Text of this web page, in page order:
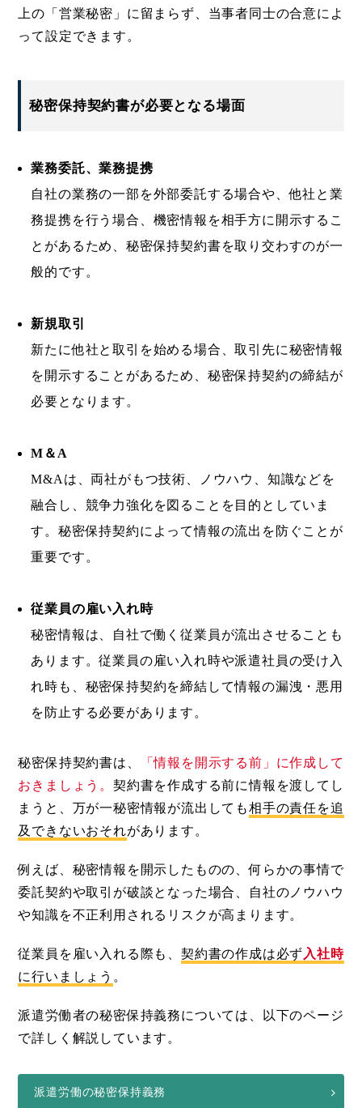
上の「営業秘密」に留まらず、当事者同士の合意によ
って設定できます。
秘密保持契約書が必要となる場面
業務委託、業務提携
自社の業務の一部を外部委託する場合や、他社と業
務提携を行う場合、機密情報を相手方に開示するこ
とがあるため、秘密保持契約書を取り交わすのが一
般的です。
新規取引
新たに他社と取引を始める場合、取引先に秘密情報
を開示することがあるため、秘密保持契約の締結が
必要となります。
M＆A
M&Aは、両社がもつ技術、ノウハウ、知識などを
融合し、競争力強化を図ることを目的としていま
す。秘密保持契約によって情報の流出を防ぐことが
重要です。
従業員の雇い入れ時
秘密情報は、自社で働く従業員が流出させることも
あります。従業員の雇い入れ時や派遣社員の受け入
れ時も、秘密保持契約を締結して情報の漏洩・悪用
を防止する必要があります。
秘密保持契約書は、
「情報を開示する前」に作成して
おきましょう。 契約書を作成する前に情報を渡してし
まうと、万が一秘密情報が流出しても相手の責任を追
及できないおそれがあります。
例えば、秘密情報を開示したものの、何らかの事情で
委託契約や取引が破談となった場合、自社のノウハウ
や知識を不正利用されるリスクが高まります。
従業員を雇い入れる際も、 契約書の作成は必ず 入社時
に行いましょう 。
派遣労働者の秘密保持義務については、以下のページ
で詳しく解説しています。
派遣労働の秘密保持義務